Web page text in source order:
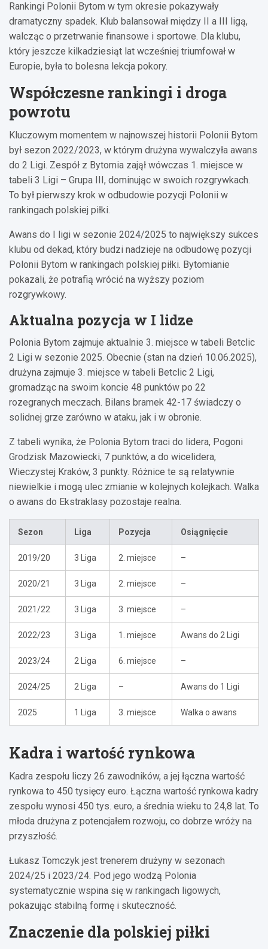
Rankingi Polonii Bytom w tym okresie pokazywały
dramatyczny spadek. Klub balansował między II a III ligą,
walcząc o przetrwanie finansowe i sportowe. Dla klubu,
który jeszcze kilkadziesiąt lat wcześniej triumfował w
Europie, była to bolesna lekcja pokory.
Współczesne rankingi i droga
powrotu
Kluczowym momentem w najnowszej historii Polonii Bytom
był sezon 2022/2023, w którym drużyna wywalczyła awans
do 2 Ligi. Zespół z Bytomia zajął wówczas 1. miejsce w
tabeli 3 Ligi – Grupa III, dominując w swoich rozgrywkach.
To był pierwszy krok w odbudowie pozycji Polonii w
rankingach polskiej piłki.
Awans do I ligi w sezonie 2024/2025 to największy sukces
klubu od dekad, który budzi nadzieje na odbudowę pozycji
Polonii Bytom w rankingach polskiej piłki. Bytomianie
pokazali, że potrafią wrócić na wyższy poziom
rozgrywkowy.
Aktualna pozycja w I lidze
Polonia Bytom zajmuje aktualnie 3. miejsce w tabeli Betclic
2 Ligi w sezonie 2025. Obecnie (stan na dzień 10.06.2025),
drużyna zajmuje 3. miejsce w tabeli Betclic 2 Ligi,
gromadząc na swoim koncie 48 punktów po 22
rozegranych meczach. Bilans bramek 42-17 świadczy o
solidnej grze zarówno w ataku, jak i w obronie.
Z tabeli wynika, że Polonia Bytom traci do lidera, Pogoni
Grodzisk Mazowiecki, 7 punktów, a do wicelidera,
Wieczystej Kraków, 3 punkty. Różnice te są relatywnie
niewielkie i mogą ulec zmianie w kolejnych kolejkach. Walka
o awans do Ekstraklasy pozostaje realna.
Sezon Liga Pozycja Osiągnięcie
2019/20 3 Liga 2. miejsce –
2020/21 3 Liga 2. miejsce –
2021/22 3 Liga 3. miejsce –
2022/23 3 Liga 1. miejsce Awans do 2 Ligi
2023/24 2 Liga 6. miejsce –
2024/25 2 Liga – Awans do 1 Ligi
2025 1 Liga 3. miejsce Walka o awans
Kadra i wartość rynkowa
Kadra zespołu liczy 26 zawodników, a jej łączna wartość
rynkowa to 450 tysięcy euro. Łączna wartość rynkowa kadry
zespołu wynosi 450 tys. euro, a średnia wieku to 24,8 lat. To
młoda drużyna z potencjałem rozwoju, co dobrze wróży na
przyszłość.
Łukasz Tomczyk jest trenerem drużyny w sezonach
2024/25 i 2023/24. Pod jego wodzą Polonia
systematycznie wspina się w rankingach ligowych,
pokazując stabilną formę i skuteczność.
Znaczenie dla polskiej piłki